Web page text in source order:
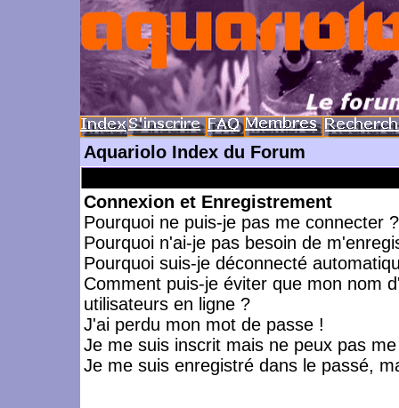
Aquariolo Index du Forum
Connexion et Enregistrement
Pourquoi ne puis-je pas me connecter ?
Pourquoi n'ai-je pas besoin de
Pourquoi suis-je déconnecté
Comment puis-je éviter que mon nom
utilisateurs en ligne ?
J'ai perdu mon mot de passe !
Je me suis inscrit mais ne peux pas
Je me suis enregistré dans le passé,